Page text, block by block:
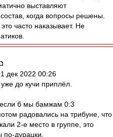
выставляют
когда вопросы решены.
часто наказывает. Не
дек 2022 00:26
до кучи приплёл.
б мы бамжам 0:3
радовались на трибуне, что
2-е место в группе, это
дурацки.